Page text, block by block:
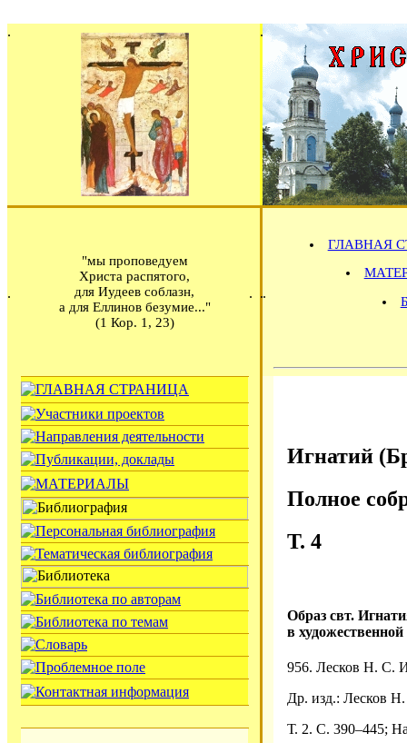
"мы проповедуем
Христа распятого,
для Иудеев соблазн,
а для Еллинов безумие..."
(1 Кор. 1, 23)
ГЛАВНАЯ
Игнатий
Полное
Т. 4
Образ свт.
в
956. Лесков Н. С.
Др. изд.: Лесков
Т. 2. С. 390–445;